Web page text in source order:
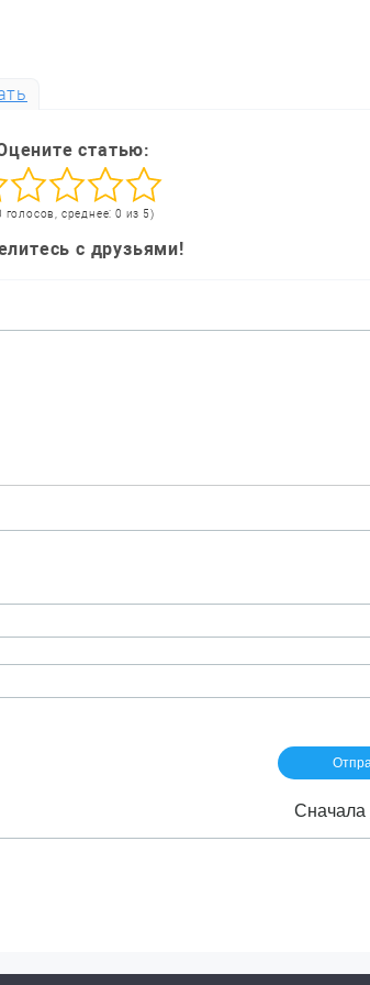
статью:
голосов, среднее: 0 из 5)
с друзьями!
Сначала